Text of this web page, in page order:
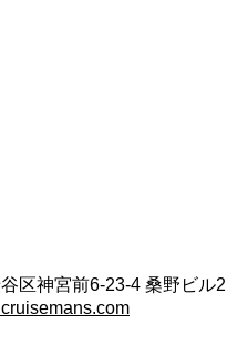
区神宮前6-23-4 桑野ビル2